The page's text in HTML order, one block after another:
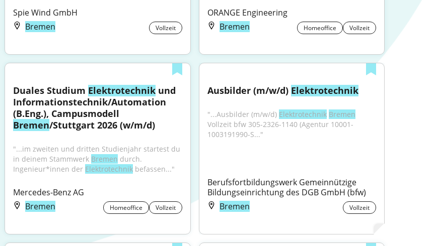
Spie Wind GmbH
Bremen
Vollzeit
ORANGE Engineering
Bremen
Homeoffice Vollzeit
Duales Studium Elektrotechnik und
Informationstechnik/Automation
Bremen/Stuttgart 2026 (w/m/d)
"...im zweiten und dritten Studienjahr startest du
in deinem Stammwerk Bremen durch.
Ingenieur*innen der Elektrotechnik befassen..."
Mercedes-Benz AG
Bremen
Homeoffice Vollzeit
Ausbilder (m/w/d) Elektrotechnik
"...Ausbilder (m/w/d) Elektrotechnik Bremen
Vollzeit bfw 305-2326-1140 (Agentur 10001-
1003191990-S..."
Berufsfortbildungswerk Gemeinnützige
Bildungseinrichtung des DGB GmbH (bfw)
Bremen
Vollzeit